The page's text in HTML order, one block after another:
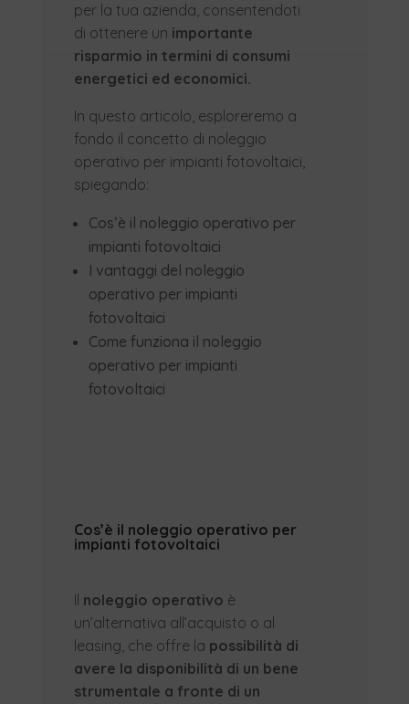
per la tua azienda, consentendoti
di ottenere un importante
risparmio in termini di consumi
energetici ed economici.
In questo articolo, esploreremo a
fondo il concetto di noleggio
operativo per impianti fotovoltaici,
spiegando:
Cos’è il noleggio operativo per
impianti fotovoltaici
I vantaggi del noleggio
operativo per impianti
fotovoltaici
Come funziona il noleggio
operativo per impianti
fotovoltaici
Cos’è il noleggio operativo per
impianti fotovoltaici
Il noleggio operativo è
un’alternativa all’acquisto o al
leasing, che offre la possibilità di
avere la disponibilità di un bene
strumentale a fronte di un